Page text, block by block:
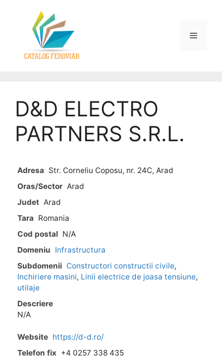
D&D ELECTRO
PARTNERS S.R.L.
Adresa Str. Corneliu Coposu, nr. 24C, Arad
Oras/Sector Arad
Judet Arad
Tara Romania
Cod postal N/A
Domeniu Infrastructura
Subdomenii Constructori constructii civile,
Inchiriere masini, Linii electrice de joasa tensiune,
utilaje
Descriere
N/A
Website https://d-d.ro/
Telefon fix +4 0257 338 435